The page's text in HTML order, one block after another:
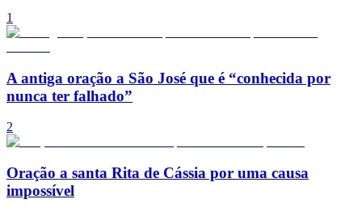
1
A antiga oração a São José que é “conhecida por
nunca ter falhado”
2
Oração a santa Rita de Cássia por uma causa
impossível